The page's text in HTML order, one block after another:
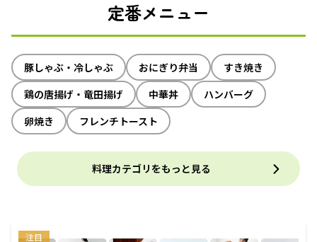
定番メニュー
豚しゃぶ・冷しゃぶ おにぎり弁当
すき焼き
鶏の唐揚げ・竜田揚げ
中華丼
ハンバーグ
卵焼き
フレンチトースト
料理カテゴリをもっと見る
注目